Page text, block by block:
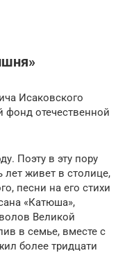
Исаковского
фонд отечественной
Поэту в эту пору
лет живет в столице,
песни на его стихи
«Катюша»,
Великой
в семье, вместе с
более тридцати